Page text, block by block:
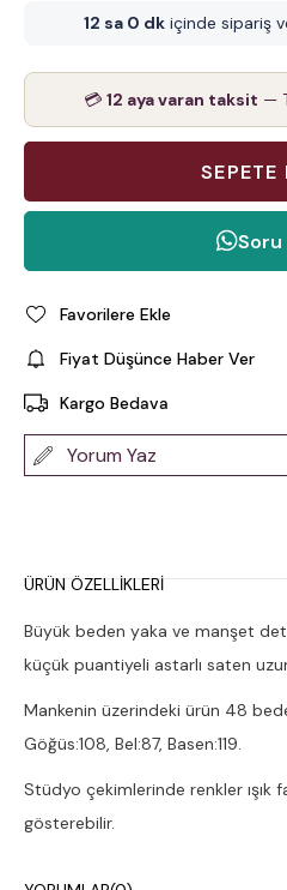
12 sa 0 dk içinde sipariş
💳 12 aya varan taksit —
Soru
Favorilere Ekle
Fiyat Düşünce Haber Ver
Kargo Bedava
Yorum Yaz
ÜRÜN ÖZELLIKLERI
Büyük beden yaka ve manşet
küçük puantiyeli astarlı saten
Mankenin üzerindeki ürün 48
Göğüs:108, Bel:87, Basen:119.
Stüdyo çekimlerinde renkler ışık
gösterebilir.